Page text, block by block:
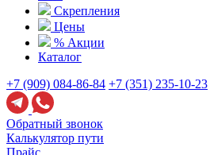
Скрепления
Цены
% Акции
Каталог
+7 (909) 084-86-84 +7 (351) 235-10-23
Обратный звонок
Калькулятор пути
Прайс